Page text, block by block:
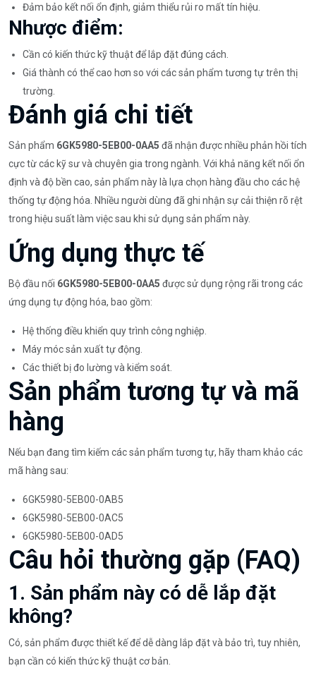
Đảm bảo kết nối ổn định, giảm thiểu rủi ro mất tín hiệu.
Nhược điểm:
Cần có kiến thức kỹ thuật để lắp đặt đúng cách.
Giá thành có thể cao hơn so với các sản phẩm tương tự trên thị
trường.
Đánh giá chi tiết
Sản phẩm 6GK5980-5EB00-0AA5 đã nhận được nhiều phản hồi tích
cực từ các kỹ sư và chuyên gia trong ngành. Với khả năng kết nối ổn
định và độ bền cao, sản phẩm này là lựa chọn hàng đầu cho các hệ
thống tự động hóa. Nhiều người dùng đã ghi nhận sự cải thiện rõ rệt
trong hiệu suất làm việc sau khi sử dụng sản phẩm này.
Ứng dụng thực tế
Bộ đầu nối 6GK5980-5EB00-0AA5 được sử dụng rộng rãi trong các
ứng dụng tự động hóa, bao gồm:
Hệ thống điều khiển quy trình công nghiệp.
Máy móc sản xuất tự động.
Các thiết bị đo lường và kiểm soát.
Sản phẩm tương tự và mã
hàng
Nếu bạn đang tìm kiếm các sản phẩm tương tự, hãy tham khảo các
mã hàng sau:
6GK5980-5EB00-0AB5
6GK5980-5EB00-0AC5
6GK5980-5EB00-0AD5
Câu hỏi thường gặp (FAQ)
1. Sản phẩm này có dễ lắp đặt
không?
Có, sản phẩm được thiết kế để dễ dàng lắp đặt và bảo trì, tuy nhiên,
bạn cần có kiến thức kỹ thuật cơ bản.